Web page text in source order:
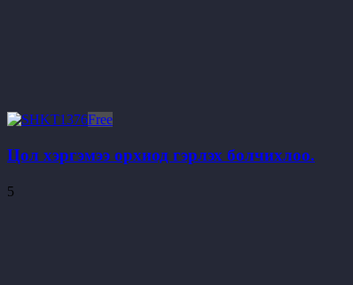
Free
Цол хэргэмээ орхиод гэрлэх болчихлоо.
5